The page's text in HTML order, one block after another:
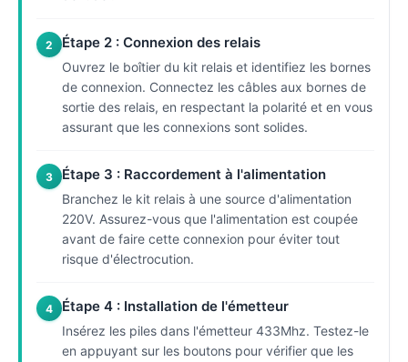
2 Étape 2 : Connexion des relais
Ouvrez le boîtier du kit relais et identifiez les bornes
de connexion. Connectez les câbles aux bornes de
sortie des relais, en respectant la polarité et en vous
assurant que les connexions sont solides.
3 Étape 3 : Raccordement à l'alimentation
Branchez le kit relais à une source d'alimentation
220V. Assurez-vous que l'alimentation est coupée
avant de faire cette connexion pour éviter tout
risque d'électrocution.
4 Étape 4 : Installation de l'émetteur
Insérez les piles dans l'émetteur 433Mhz. Testez-le
en appuyant sur les boutons pour vérifier que les